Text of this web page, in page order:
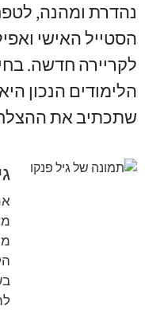
נהדרת ומהנה,
הסטייל האישי
לקריירה חדשה.
הלימודים הנכון
שתכתיב את